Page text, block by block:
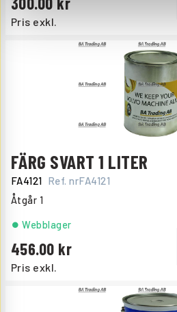
Pris exkl.
FÄRG SVART 1 LITER
FA4121 Ref. nrFA4121
Åtgår 1
Pris exkl.
456.00
Webblager